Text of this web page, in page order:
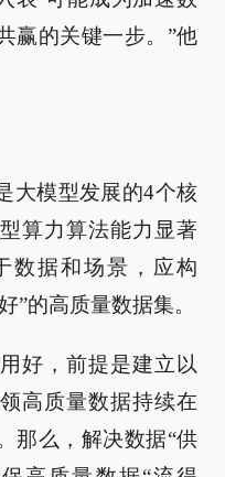
赢的关键一步。”他
大模型发展的4个核
算力算法能力显著
数据和场景，应构
”的高质量数据集。
好，前提是建立以
高质量数据持续在
那么，解决数据“供